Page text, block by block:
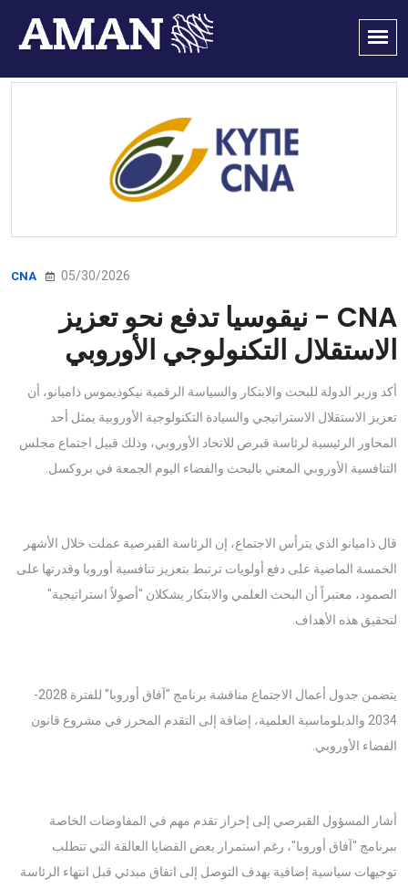
CNA 05/30/2026
CNA - نيقوسيا تدفع نحو تعزيز
الاستقلال التكنولوجي الأوروبي
أكد وزير الدولة للبحث والابتكار والسياسة الرقمية نيكوذيموس ذاميانو، أن
تعزيز الاستقلال الاستراتيجي والسيادة التكنولوجية الأوروبية يمثل أحد
المحاور الرئيسية لرئاسة قبرص للاتحاد الأوروبي، وذلك قبيل اجتماع مجلس
التنافسية الأوروبي المعني بالبحث والفضاء اليوم الجمعة في بروكسل.
قال ذاميانو الذي يترأس الاجتماع، إن الرئاسة القبرصية عملت خلال الأشهر
الخمسة الماضية على دفع أولويات ترتبط بتعزيز تنافسية أوروبا وقدرتها على
الصمود، معتبراً أن البحث العلمي والابتكار يشكلان "أصولاً استراتيجية"
لتحقيق هذه الأهداف.
يتضمن جدول أعمال الاجتماع مناقشة برنامج "آفاق أوروبا" للفترة 2028-
2034 والدبلوماسية العلمية، إضافة إلى التقدم المحرز في مشروع قانون
الفضاء الأوروبي.
أشار المسؤول القبرصي إلى إحراز تقدم مهم في المفاوضات الخاصة
ببرنامج "آفاق أوروبا"، رغم استمرار بعض القضايا العالقة التي تتطلب
توجيهات سياسية إضافية بهدف التوصل إلى اتفاق مبدئي قبل انتهاء الرئاسة